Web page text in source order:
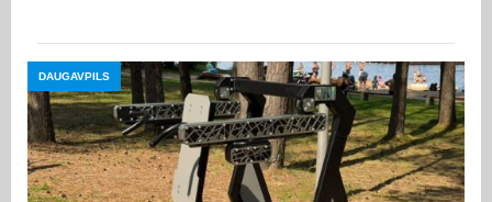
DAUGAVPILS